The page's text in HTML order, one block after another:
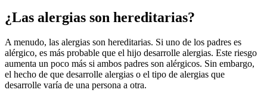
¿Las alergias son hereditarias?
A menudo, las alergias son hereditarias. Si uno de los padres es
alérgico, es más probable que el hijo desarrolle alergias. Este riesgo
aumenta un poco más si ambos padres son alérgicos. Sin embargo,
el hecho de que desarrolle alergias o el tipo de alergias que
desarrolle varía de una persona a otra.